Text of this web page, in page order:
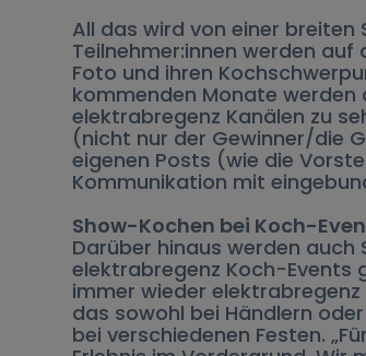
All das wird von einer
Teilnehmer:innen werden
Foto und ihren
kommenden Monate werden
elektrabregenz Kanälen zu
(nicht nur der Gewinner/die
eigenen Posts (wie die
Kommunikation mit
Show-Kochen bei Koch-
Darüber hinaus werden auch
elektrabregenz Koch-Events
immer wieder
das sowohl bei Händlern
bei verschiedenen Festen.